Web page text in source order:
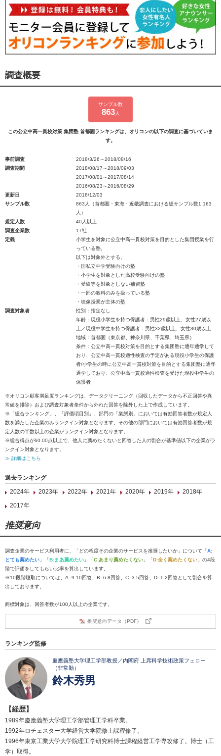
調査概要
サンプル数
863人
この公立中高一貫校対策 集団塾 首都圏ランキングは、オリコンの以下の調査に基づいていま
す。
事前調査
2018/3/26～2018/08/16
調査期間
2018/08/17～2018/09/03
2017/08/01～2017/08/14
2016/08/23～2016/08/29
更新日
2018/12/03
サンプル数
863人（首都圏・東海・近畿調査における総サンプル数1,163
人）
規定人数
40人以上
調査企業数
17社
定義
小学生を対象に公立中高一貫校対策を目的とした集団授業を行
っている塾。
以下は対象外とする。
・国私立中学受験向けの塾
・小学生を対象とした高校受験向けの塾
・受験等を対象としない補習塾
・一部の教科のみを扱っている塾
・映像授業が主体の塾
調査対象者
性別：指定なし
年齢：現役小学生を持つ保護者：男性29歳以上、女性27歳以
上／現役中学生を持つ保護者：男性32歳以上、女性30歳以上
地域：首都圏（東京都、神奈川県、千葉県、埼玉県）
条件：公立中高一貫校対策を目的とする集団塾に通年通学して
おり、公立中高一貫校適性検査の予定がある現役小学生の保護
者/小学生の時に公立中高一貫校対策を目的とする集団塾に通年
通学しており、公立中高一貫校適性検査を受けた現役中学生の
保護者
※オリコン顧客満足度ランキングは、データクリーニング（回収したデータから不正回答や異
常値を排除）および調査対象者条件から外れた回答を除外した上で作成しています。
※「総合ランキング」、「評価項目別」、部門の「業態別」においては有効回答者数が規定人
数を満たした企業のみランクイン対象となります。その他の部門においては有効回答者数が規
定人数の半数以上の企業がランクイン対象となります。
※総合得点が60.00点以上で、他人に薦めたくないと回答した人の割合が基準値以下の企業がラ
ンクイン対象となります。
≫ 詳細はこちら
過去ランキング
2024年
2023年 2022年 2021年 2020年 2019年
2018年
2017年
推奨意向
調査企業のサービス利用者に、「どの程度その企業のサービスを推奨したいか」について「A:
とても薦めたい 」「B:まあ薦めたい 」「C:あまり薦めたくない 」「D:全く薦めたくない 」の4段
階で評価をしてもらい比率を算出しています。
※10段階聴取については、A=9-10回答、B=6-8回答、C=3-5回答、D=1-2回答として割合を算
出しております。
商標対象は、回答者数が100人以上の企業です。
推奨意向データ（PDF）
ランキング監修
慶應義塾大学理工学部教授／内閣府 上席科学技術政策フェロー
（非常勤）
鈴木秀男
【経歴】
1989年慶應義塾大学理工学部管理工学科卒業。
1992年ロチェスター大学経営大学院修士課程修了。
1996年東京工業大学大学院理工学研究科博士課程経営工学専攻修了。博士（工
学）取得。